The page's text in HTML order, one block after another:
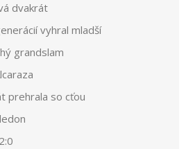
dvakrát
vyhral mladší
grandslam
prehrala so cťou